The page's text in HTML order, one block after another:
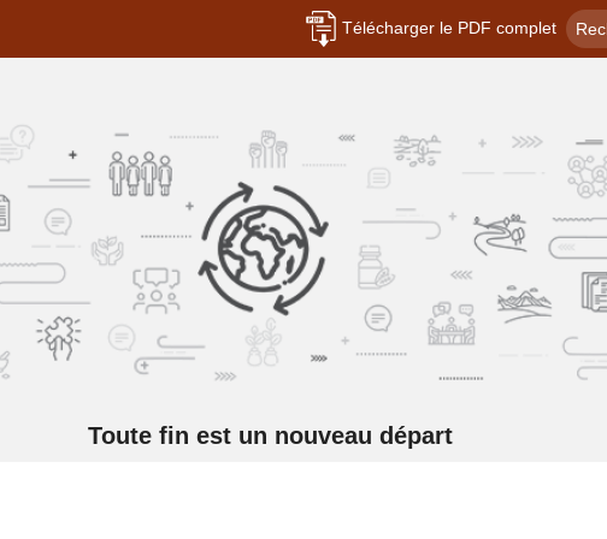
Télécharger le PDF complet
Toute fin est un nouveau départ